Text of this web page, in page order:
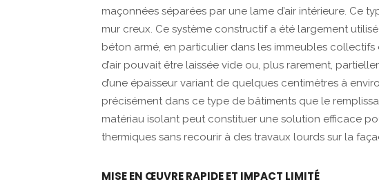
maçonnées séparées par une lame d’air intérieure. Ce
mur creux. Ce système constructif a été largement
béton armé, en particulier dans les immeubles collectifs
d’air pouvait être laissée vide ou, plus rarement,
d’une épaisseur variant de quelques centimètres à
précisément dans ce type de bâtiments que le
matériau isolant peut constituer une solution efficace
thermiques sans recourir à des travaux lourds sur la
MISE EN ŒUVRE RAPIDE ET IMPACT LIMITÉ